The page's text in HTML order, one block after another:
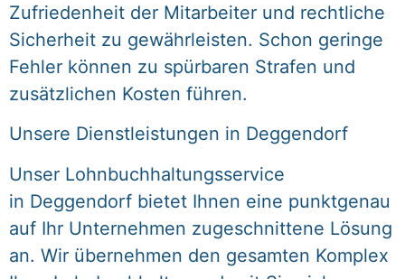
Zufriedenheit der Mitarbeiter und rechtliche
Sicherheit zu gewährleisten. Schon geringe
Fehler können zu spürbaren Strafen und
zusätzlichen Kosten führen.
Unsere Dienstleistungen in Deggendorf
Unser Lohnbuchhaltungsservice
in Deggendorf bietet Ihnen eine punktgenau
auf Ihr Unternehmen zugeschnittene Lösung
an. Wir übernehmen den gesamten Komplex